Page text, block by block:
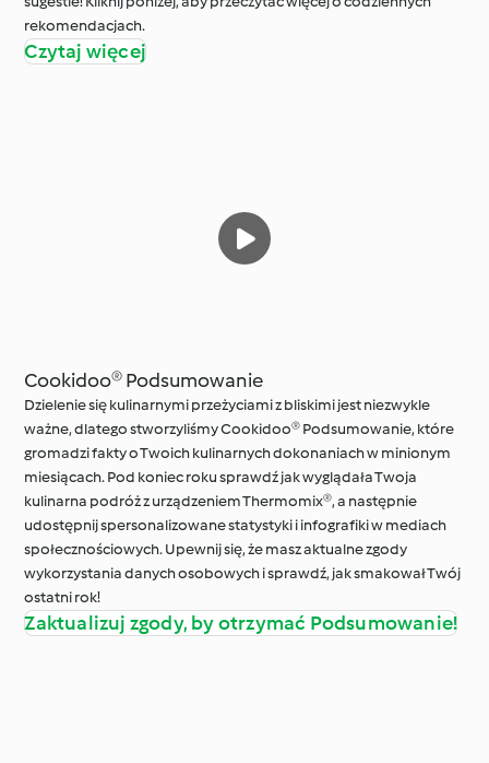
rekomendacjach.
Czytaj więcej
Cookidoo® Podsumowanie
Dzielenie się kulinarnymi przeżyciami z bliskimi jest niezwykle
ważne, dlatego stworzyliśmy Cookidoo® Podsumowanie, które
gromadzi fakty o Twoich kulinarnych dokonaniach w minionym
miesiącach. Pod koniec roku sprawdź jak wyglądała Twoja
kulinarna podróż z urządzeniem Thermomix®, a następnie
udostępnij spersonalizowane statystyki i infografiki w mediach
społecznościowych. Upewnij się, że masz aktualne zgody
wykorzystania danych osobowych i sprawdź, jak smakował Twój
ostatni rok!
Zaktualizuj zgody, by otrzymać Podsumowanie!